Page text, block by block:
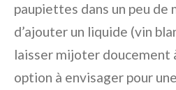
paupiettes dans un peu de
d’ajouter un liquide (vin
laisser mijoter doucement
option à envisager pour